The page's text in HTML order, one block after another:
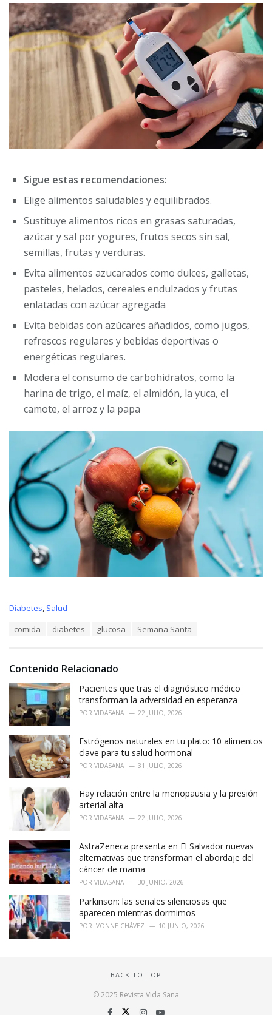
Sigue estas recomendaciones:
Elige alimentos saludables y equilibrados.
Sustituye alimentos ricos en grasas saturadas,
azúcar y sal por yogures, frutos secos sin sal,
semillas, frutas y verduras.
Evita alimentos azucarados como dulces, galletas,
pasteles, helados, cereales endulzados y frutas
enlatadas con azúcar agregada
Evita bebidas con azúcares añadidos, como jugos,
refrescos regulares y bebidas deportivas o
energéticas regulares.
Modera el consumo de carbohidratos, como la
harina de trigo, el maíz, el almidón, la yuca, el
camote, el arroz y la papa
C
r
i
:
Diabetes, Salud
:
comida diabetes glucosa Semana Santa
Contenido Relacionado
Pacientes que tras el diagnóstico médico
transforman la adversidad en esperanza
POR VIDASANA 22 JULIO, 2026
Estrógenos naturales en tu plato: 10 alimentos
clave para tu salud hormonal
POR VIDASANA 31 JULIO, 2026
Hay relación entre la menopausia y la presión
arterial alta
POR VIDASANA 22 JULIO, 2026
AstraZeneca presenta en El Salvador nuevas
alternativas que transforman el abordaje del
cáncer de mama
POR VIDASANA 30 JUNIO, 2026
Parkinson: las señales silenciosas que
aparecen mientras dormimos
POR IVONNE CHÁVEZ 10 JUNIO, 2026
BACK TO TOP
© 2025 Revista Vida Sana